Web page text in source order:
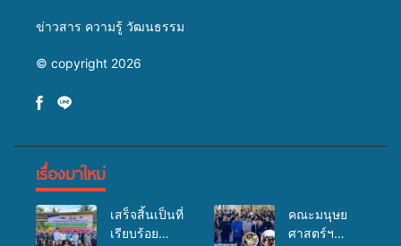
ข่าวสาร ความรู้ วัฒนธรรม
© copyright 2026
เรื่องมาใหม่
เสร็จสิ้นเป็นที่
เรียบร้อย
คณะมนุษย
ศาสตร์ฯ